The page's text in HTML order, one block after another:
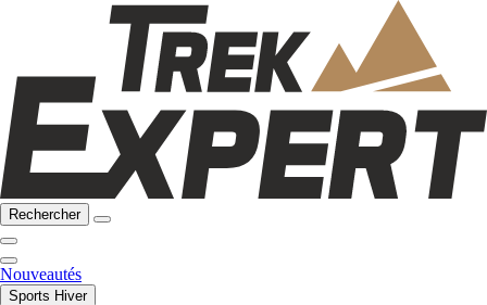
Rechercher
Nouveautés
Sports Hiver